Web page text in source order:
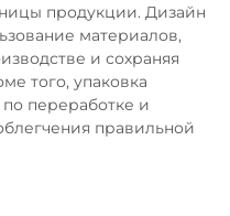
продукции. Дизайн
материалов,
и сохраняя
того, упаковка
переработке и
правильной